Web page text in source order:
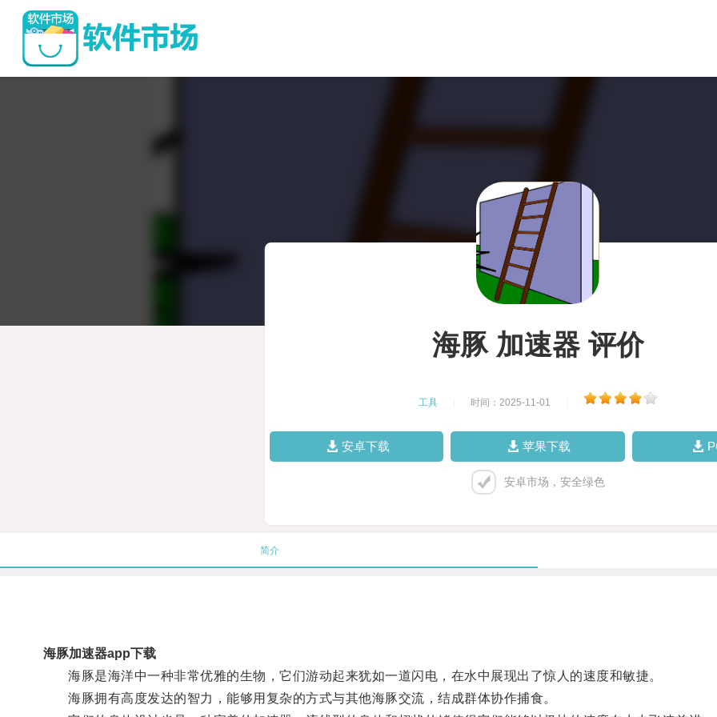
海豚 加速器 评价
工具 时间：2025-11-01
安卓下载 苹果下载
安卓市场，安全绿色
简介
海豚加速器app下载
海豚是海洋中一种非常优雅的生物，它们游动起来犹如一道闪电，在水中展现出了惊人的速度和敏捷。
海豚拥有高度发达的智力，能够用复杂的方式与其他海豚交流，结成群体协作捕食。